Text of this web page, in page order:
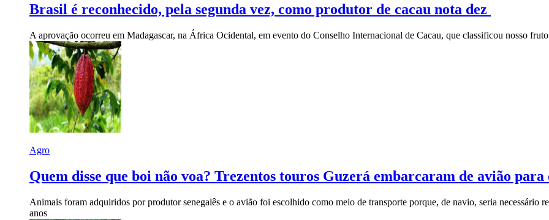
Brasil é reconhecido, pela segunda vez, como produtor de cacau nota dez
A aprovação ocorreu em Madagascar, na África Ocidental, em evento do Conselho Internacional de Cacau, que classificou nosso
Agro
Quem disse que boi não voa? Trezentos touros Guzerá embarcaram de avião para
Animais foram adquiridos por produtor senegalês e o avião foi escolhido como meio de transporte porque, de navio, seria necessário
anos